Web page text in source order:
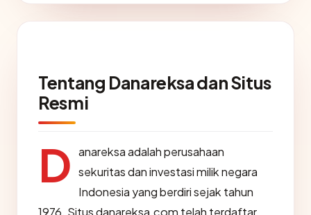
Tentang Danareksa dan Situs
Resmi
D anareksa adalah perusahaan
sekuritas dan investasi milik negara
Indonesia yang berdiri sejak tahun
1976. Situs danareksa.com telah terdaftar